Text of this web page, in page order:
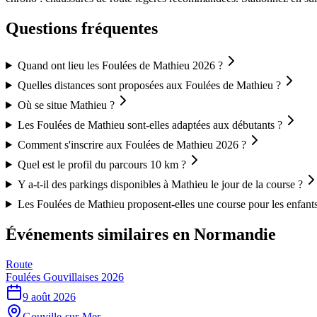
Questions fréquentes
Quand ont lieu les Foulées de Mathieu 2026 ?
Quelles distances sont proposées aux Foulées de Mathieu ?
Où se situe Mathieu ?
Les Foulées de Mathieu sont-elles adaptées aux débutants ?
Comment s'inscrire aux Foulées de Mathieu 2026 ?
Quel est le profil du parcours 10 km ?
Y a-t-il des parkings disponibles à Mathieu le jour de la course ?
Les Foulées de Mathieu proposent-elles une course pour les
Événements similaires en Normandie
Route
Foulées Gouvillaises 2026
9 août 2026